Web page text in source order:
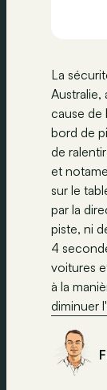
La
Australie,
cause de
bord de
de
et
sur le
par la
piste, ni
4
voitures
à la
diminuer